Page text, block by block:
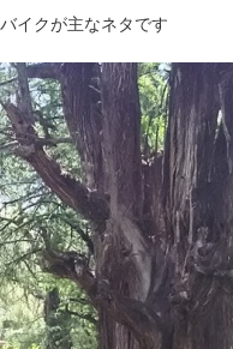
イクが主なネタです